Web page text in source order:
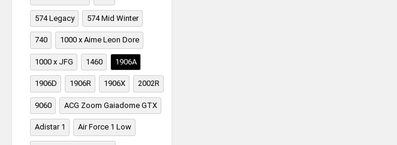
574 Legacy 574 Mid Winter
740 1000 x Aime Leon Dore
1000 x JFG 1460 1906A
1906D 1906R 1906X 2002R
9060 ACG Zoom Gaiadome GTX
Adistar 1 Air Force 1 Low